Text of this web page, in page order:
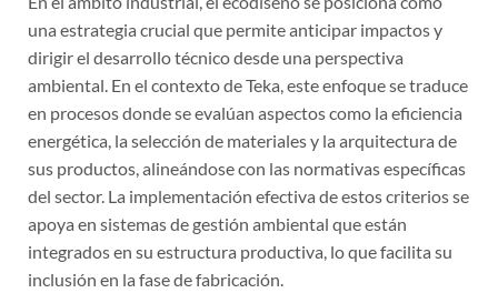
una estrategia crucial que permite anticipar impactos y
dirigir el desarrollo técnico desde una perspectiva
ambiental. En el contexto de Teka, este enfoque se traduce
en procesos donde se evalúan aspectos como la eficiencia
energética, la selección de materiales y la arquitectura de
sus productos, alineándose con las normativas específicas
del sector. La implementación efectiva de estos criterios se
apoya en sistemas de gestión ambiental que están
integrados en su estructura productiva, lo que facilita su
inclusión en la fase de fabricación.